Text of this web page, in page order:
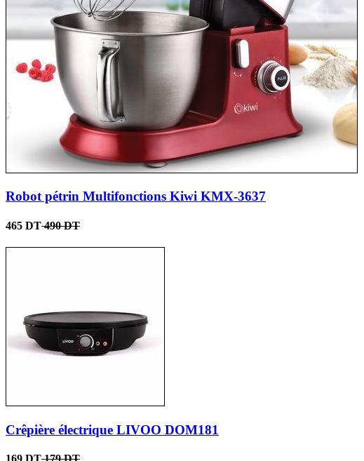
Robot pétrin Multifonctions Kiwi KMX-3637
465 DT490 DT
Crêpière électrique LIVOO DOM181
169 DT179 DT